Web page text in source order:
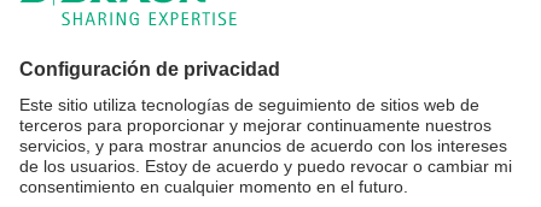
Política de privacidad
Canal interno de información
Configuración de cookies
No todos los productos que aparecen en esta web están registrados y